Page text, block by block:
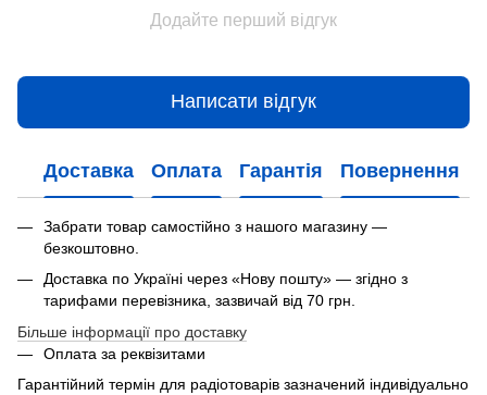
Додайте перший відгук
Написати відгук
Доставка Оплата Гарантія Повернення
Забрати товар самостійно з нашого магазину —
безкоштовно.
Доставка по Україні через «Нову пошту» — згідно з
тарифами перевізника, зазвичай від 70 грн.
Більше інформації про доставку
Оплата за реквізитами
Гарантійний термін для радіотоварів зазначений індивідуально